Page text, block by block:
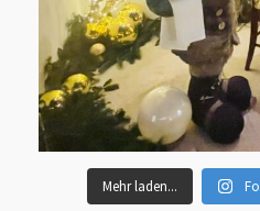
Mehr laden...